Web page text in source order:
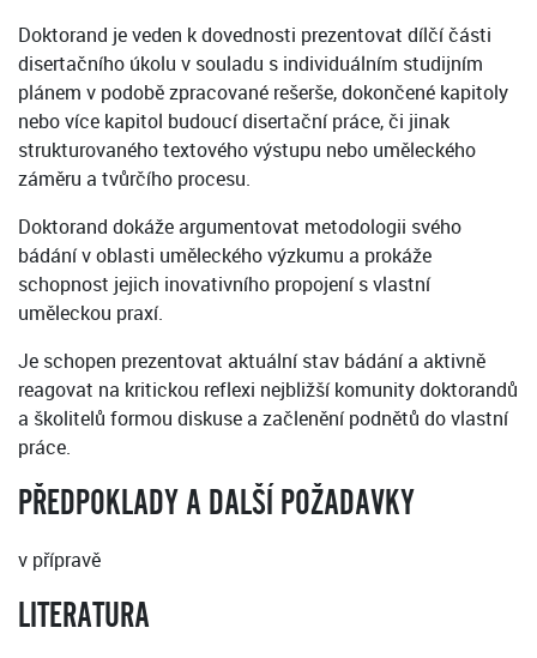
Doktorand je veden k dovednosti prezentovat dílčí části
disertačního úkolu v souladu s individuálním studijním
plánem v podobě zpracované rešerše, dokončené kapitoly
nebo více kapitol budoucí disertační práce, či jinak
strukturovaného textového výstupu nebo uměleckého
záměru a tvůrčího procesu.
Doktorand dokáže argumentovat metodologii svého
bádání v oblasti uměleckého výzkumu a prokáže
schopnost jejich inovativního propojení s vlastní
uměleckou praxí.
Je schopen prezentovat aktuální stav bádání a aktivně
reagovat na kritickou reflexi nejbližší komunity doktorandů
a školitelů formou diskuse a začlenění podnětů do vlastní
práce.
PŘEDPOKLADY A DALŠÍ POŽADAVKY
v přípravě
LITERATURA